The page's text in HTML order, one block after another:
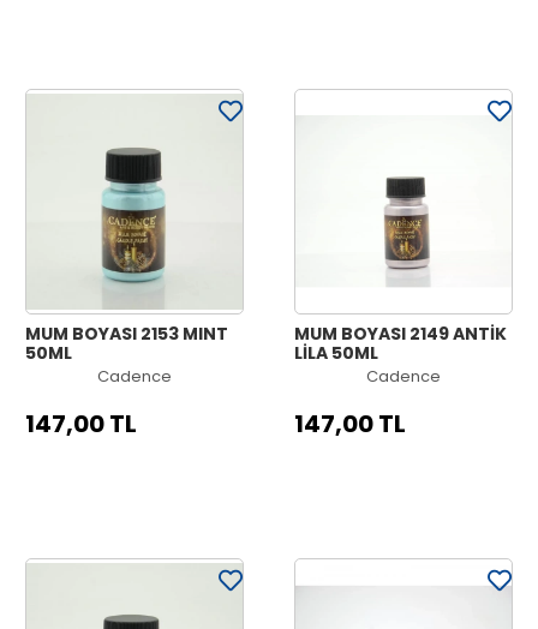
MUM BOYASI 2153 MINT
50ML
Cadence
147,00 TL
MUM BOYASI 2149 ANTİK
LİLA 50ML
Cadence
147,00 TL